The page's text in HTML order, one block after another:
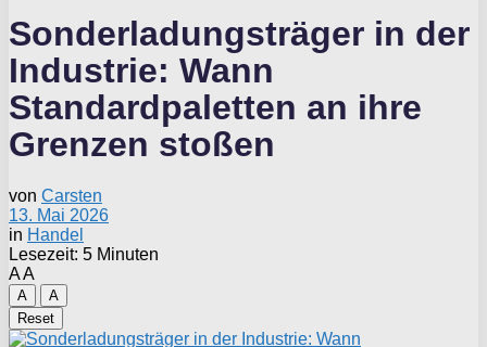
Sonderladungsträger in der
Industrie: Wann
Standardpaletten an ihre
Grenzen stoßen
von Carsten
13. Mai 2026
in Handel
Lesezeit: 5 Minuten
AA
A
A
Reset